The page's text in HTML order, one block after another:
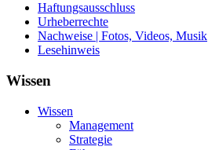
Haftungsausschluss
Urheberrechte
Nachweise | Fotos, Videos, Musik
Lesehinweis
Wissen
Wissen
Management
Strategie